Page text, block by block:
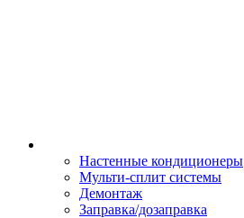
Настенные кондиционеры
Мульти-сплит системы
Демонтаж
Заправка/дозаправка